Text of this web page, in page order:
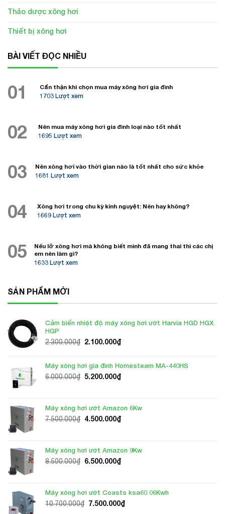
Thảo dược xông hơi
Thiết bị xông hơi
BÀI VIẾT ĐỌC NHIỀU
01
Cẩn thận khi chọn mua máy xông hơi gia đình
1703 Lượt xem
02
Nên mua máy xông hơi gia đình loại nào tốt nhất
1695 Lượt xem
03
Nên xông hơi vào thời gian nào là tốt nhất cho sức khỏe
1681 Lượt xem
04
Xông hơi trong chu kỳ kinh nguyệt: Nên hay không?
1669 Lượt xem
05
Nếu lỡ xông hơi mà không biết mình đã mang thai thì các chị
em nên làm gì?
1633 Lượt xem
SẢN PHẨM MỚI
Cảm biến nhiệt độ máy xông hơi ướt Harvia HGD HGX
HGP
2.300.000₫ Giá
2.300.000₫.
2.100.000₫Giá
là:
2.100.000₫.
Máy xông hơi gia đình Homesteam MA-440HS
6.000.000₫ Giá
5.200.000₫Giá
5.200.000₫.
Máy xông hơi ướt Amazon 6Kw
7.500.000₫ Giá
4.500.000₫Giá
4.500.000₫.
Máy xông hơi ướt Amazon 9Kw
8.500.000₫ Giá
6.500.000₫Giá
6.500.000₫.
Máy xông hơi ướt Coasts ksa60 06Kwh
10.700.000₫ Giá
7.500.000₫Giá